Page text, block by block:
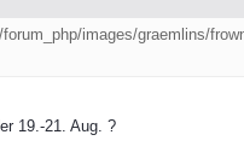
images/graemlins/
19.-21. Aug. ?